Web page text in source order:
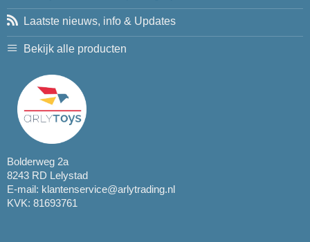
Laatste nieuws, info & Updates
Bekijk alle producten
Bolderweg 2a
8243 RD Lelystad
E-mail: klantenservice@arlytrading.nl
KVK: 81693761